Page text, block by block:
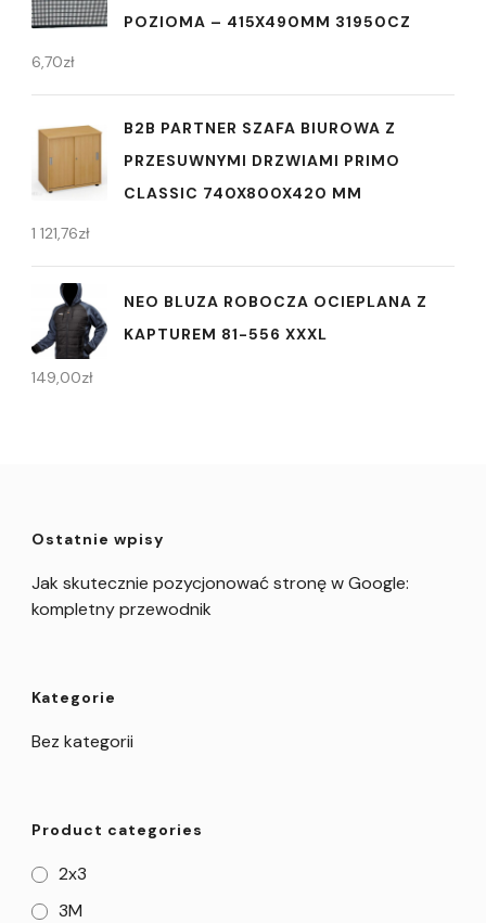
POZIOMA – 415X490MM 31950CZ
6,70zł
B2B PARTNER SZAFA BIUROWA Z
PRZESUWNYMI DRZWIAMI PRIMO
CLASSIC 740X800X420 MM
1 121,76zł
NEO BLUZA ROBOCZA OCIEPLANA Z
KAPTUREM 81-556 XXXL
149,00zł
Ostatnie wpisy
Jak skutecznie pozycjonować stronę w Google:
kompletny przewodnik
Kategorie
Bez kategorii
Product categories
2x3
3M